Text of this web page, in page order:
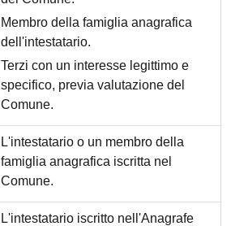
Membro della famiglia anagrafica
dell'intestatario.
Terzi con un interesse legittimo e
specifico, previa valutazione del
Comune.
L'intestatario o un membro della
famiglia anagrafica iscritta nel
Comune.
L'intestatario iscritto nell'Anagrafe